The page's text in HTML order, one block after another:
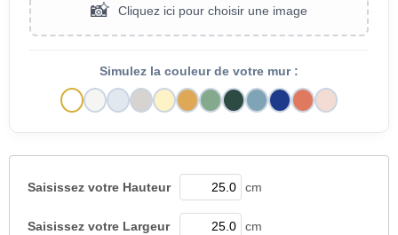
📸 Cliquez ici pour choisir une image
Simulez la couleur de votre mur :
Saisissez votre Hauteur cm
Saisissez votre Largeur cm